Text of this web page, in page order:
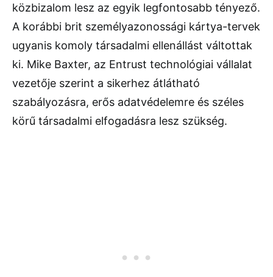
közbizalom lesz az egyik legfontosabb tényező.
A korábbi brit személyazonossági kártya-tervek
ugyanis komoly társadalmi ellenállást váltottak
ki. Mike Baxter, az Entrust technológiai vállalat
vezetője szerint a sikerhez átlátható
szabályozásra, erős adatvédelemre és széles
körű társadalmi elfogadásra lesz szükség.